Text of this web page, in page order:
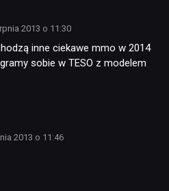
2013 o 11:30
inne ciekawe mmo w 2014
sobie w TESO z modelem
2013 o 11:46